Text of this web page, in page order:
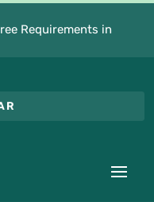
Requirements in